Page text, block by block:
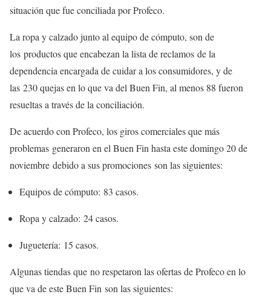
situación que fue conciliada por Profeco.
La ropa y calzado junto al equipo de cómputo, son de
los productos que encabezan la lista de reclamos de la
dependencia encargada de cuidar a los consumidores, y de
las 230 quejas en lo que va del Buen Fin, al menos 88 fueron
resueltas a través de la conciliación.
De acuerdo con Profeco, los giros comerciales que más
problemas generaron en el Buen Fin hasta este domingo 20 de
noviembre debido a sus promociones son las siguientes:
Equipos de cómputo: 83 casos.
Ropa y calzado: 24 casos.
Juguetería: 15 casos.
Algunas tiendas que no respetaron las ofertas de Profeco en lo
que va de este Buen Fin son las siguientes: